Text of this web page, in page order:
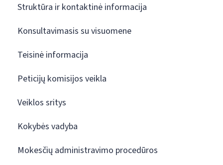
Struktūra ir kontaktinė informacija
Konsultavimasis su visuomene
Teisinė informacija
Peticijų komisijos veikla
Veiklos sritys
Kokybės vadyba
Mokesčių administravimo procedūros